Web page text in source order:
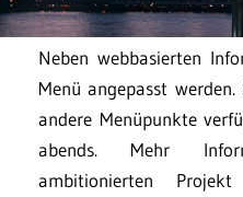
Neben webbasierten
Menü angepasst
andere Menüpunkte
abends. Mehr
ambitionierten